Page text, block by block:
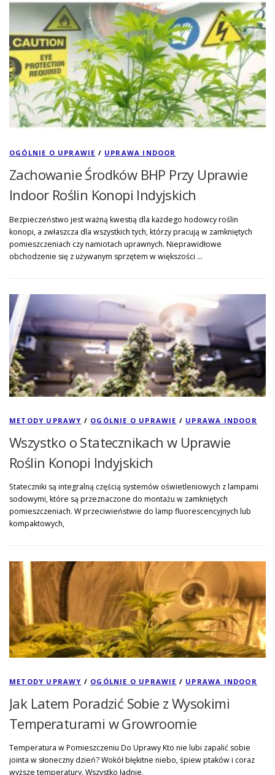
OGÓLNIE O UPRAWIE / UPRAWA INDOOR
Zachowanie Środków BHP Przy Uprawie
Indoor Roślin Konopi Indyjskich
Bezpieczeństwo jest ważną kwestią dla każdego hodowcy roślin
konopi, a zwłaszcza dla wszystkich tych, którzy pracują w zamkniętych
pomieszczeniach czy namiotach uprawnych. Nieprawidłowe
obchodzenie się z używanym sprzętem w większości …
METODY UPRAWY / OGÓLNIE O UPRAWIE / UPRAWA INDOOR
Wszystko o Statecznikach w Uprawie
Roślin Konopi Indyjskich
Stateczniki są integralną częścią systemów oświetleniowych z lampami
sodowymi, które są przeznaczone do montażu w zamkniętych
pomieszczeniach. W przeciwieństwie do lamp fluorescencyjnych lub
kompaktowych,
METODY UPRAWY / OGÓLNIE O UPRAWIE / UPRAWA INDOOR
Jak Latem Poradzić Sobie z Wysokimi
Temperaturami w Growroomie
Temperatura w Pomieszczeniu Do Uprawy Kto nie lubi zapalić sobie
jointa w słoneczny dzień? Wokół błękitne niebo, śpiew ptaków i coraz
wyższe temperatury. Wszystko ładnie,